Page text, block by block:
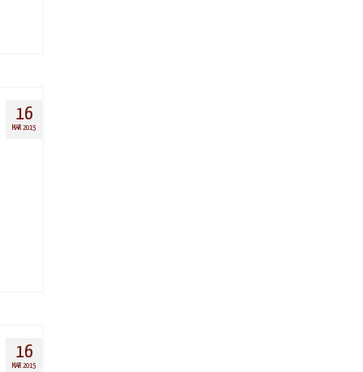
16
MAR 2015
16
MAR 2015